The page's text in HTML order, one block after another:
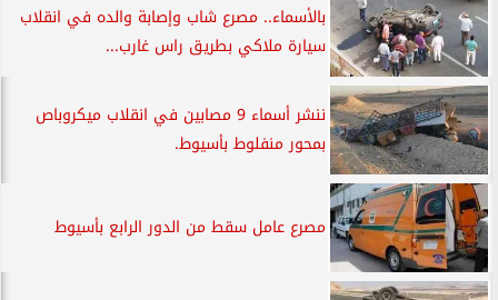
بالأسماء.. مصرع شاب وإصابة والده في انقلاب
سيارة ملاكي بطريق راس غارب...
ننشر أسماء 9 مصابين في انقلاب ميكروباص
بمحور منفلوط بأسيوط.
مصرع عامل سقط من الدور الرابع بأسيوط